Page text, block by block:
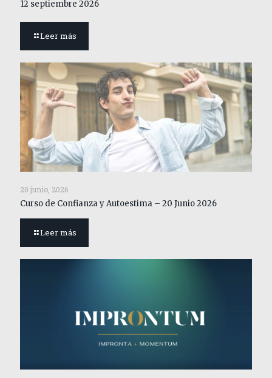
12 septiembre 2026
Leer más
20 junio, 2026
Curso de Confianza y Autoestima – 20 Junio 2026
Leer más